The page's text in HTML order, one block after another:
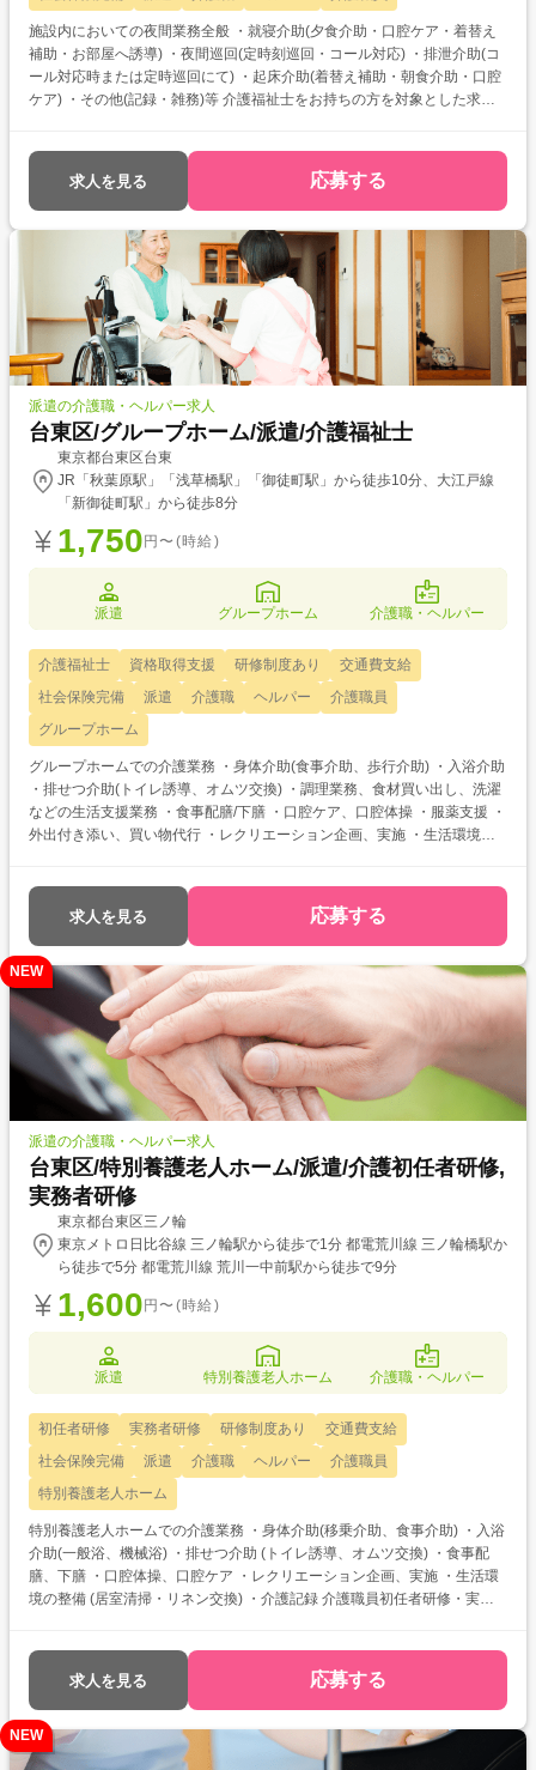
施設内においての夜間業務全般 ・就寝介助(夕食介助・口腔ケア・着替え
補助・お部屋へ誘導) ・夜間巡回(定時刻巡回・コール対応) ・排泄介助(コ
ール対応時または定時巡回にて) ・起床介助(着替え補助・朝食介助・口腔
ケア) ・その他(記録・雑務)等 介護福祉士をお持ちの方を対象とした求人
アップ (幅広20代～60代活躍中の職場でコミュニケーション力を磨きた
求人を見る 応募する
派遣の介護職・ヘルパー求人
台東区/グループホーム/派遣/介護福祉士
東京都台東区台東
JR「秋葉原駅」「浅草橋駅」「御徒町駅」から徒歩10分、大江戸線
「新御徒町駅」から徒歩8分
1,750 円〜(時給)
派遣 グループホーム 介護職・ヘルパー
介護福祉士 資格取得支援 研修制度あり
交通費支給
社会保険完備
派遣 介護職 ヘルパー
介護職員
グループホーム
グループホームでの介護業務 ・身体介助(食事介助、歩行介助) ・入浴介助
・排せつ介助(トイレ誘導、オムツ交換) ・調理業務、食材買い出し、洗濯
などの生活支援業務 ・食事配膳/下膳 ・口腔ケア、口腔体操 ・服薬支援 ・
外出付き添い、買い物代行 ・レクリエーション企画、実施 ・生活環境整
得を期に転職したい) ・経験値アップ (未経験の施設で働きたい) ・対人
スキルアップ (幅広20代～60代活躍中の職場でコミュニケーション力を
磨きたい)
求人を見る 応募する
NEW
派遣の介護職・ヘルパー求人
台東区/特別養護老人ホーム/派遣/介護初任者研修,
実務者研修
東京都台東区三ノ輪
東京メトロ日比谷線 三ノ輪駅から徒歩で1分 都電荒川線 三ノ輪橋駅か
ら徒歩で5分 都電荒川線 荒川一中前駅から徒歩で9分
1,600 円〜(時給)
派遣 特別養護老人ホーム 介護職・ヘルパー
初任者研修 実務者研修 研修制度あり
交通費支給
社会保険完備
派遣 介護職 ヘルパー
介護職員
特別養護老人ホーム
特別養護老人ホームでの介護業務 ・身体介助(移乗介助、食事介助) ・入浴
介助(一般浴、機械浴) ・排せつ介助 (トイレ誘導、オムツ交換) ・食事配
膳、下膳 ・口腔体操、口腔ケア ・レクリエーション企画、実施 ・生活環
境の整備 (居室清掃・リネン交換) ・介護記録 介護職員初任者研修・実務
求人を見る 応募する
NEW